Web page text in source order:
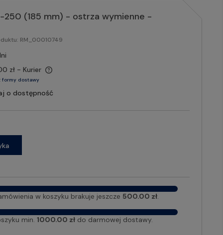
250 (185 mm) - ostrza wymienne -
RM_00010749
zł - Kurier
formy dostawy
o dostępność
w koszyku brakuje jeszcze 500.00 zł.
min. 1000.00 złdo darmowej dostawy.